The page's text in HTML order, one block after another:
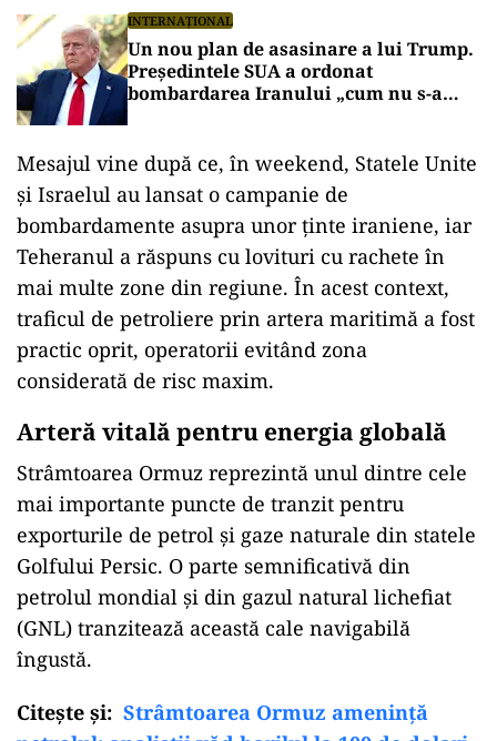
INTERNAȚIONAL
Un nou plan de asasinare a lui Trump.
Președintele SUA a ordonat
bombardarea Iranului „cum nu s-a
Mesajul vine după ce, în weekend, Statele Unite
și Israelul au lansat o campanie de
bombardamente asupra unor ținte iraniene, iar
Teheranul a răspuns cu lovituri cu rachete în
mai multe zone din regiune. În acest context,
traficul de petroliere prin artera maritimă a fost
practic oprit, operatorii evitând zona
considerată de risc maxim.
Arteră vitală pentru energia globală
Strâmtoarea Ormuz reprezintă unul dintre cele
mai importante puncte de tranzit pentru
exporturile de petrol și gaze naturale din statele
Golfului Persic. O parte semnificativă din
petrolul mondial și din gazul natural lichefiat
(GNL) tranzitează această cale navigabilă
îngustă.
Citeşte şi: Strâmtoarea Ormuz amenință